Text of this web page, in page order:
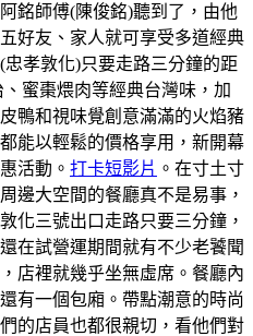
銘師傅(陳俊銘)聽到了，由他
好友、家人就可享受多道經典
孝敦化)只要走路三分鐘的距
蜜棗煨肉等經典台灣味，加
鴨和視味覺創意滿滿的火焰豬
能以輕鬆的價格享用，新開幕
活動。 打卡短影片 。在寸土寸
邊大空間的餐廳真不是易事，
化三號出口走路只要三分鐘，
在試營運期間就有不少老饕聞
店裡就幾乎坐無虛席。餐廳內
有一個包廂。帶點潮意的時尚
的店員也都很親切，看他們對